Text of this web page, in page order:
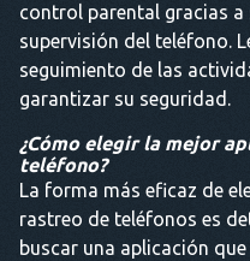
control parental gracias
supervisión del teléfono.
seguimiento de las
garantizar su seguridad.
¿Cómo elegir la mejor
teléfono?
La forma más eficaz de
rastreo de teléfonos es
buscar una aplicación